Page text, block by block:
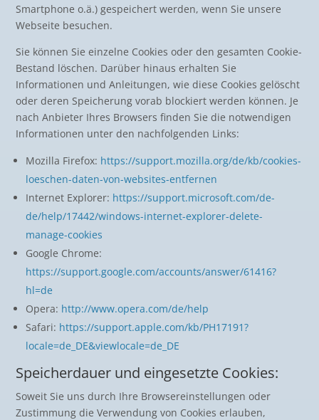
Smartphone o.ä.) gespeichert werden, wenn Sie unsere
Webseite besuchen.
Sie können Sie einzelne Cookies oder den gesamten Cookie-
Bestand löschen. Darüber hinaus erhalten Sie
Informationen und Anleitungen, wie diese Cookies gelöscht
oder deren Speicherung vorab blockiert werden können. Je
nach Anbieter Ihres Browsers finden Sie die notwendigen
Informationen unter den nachfolgenden Links:
Mozilla Firefox: https://support.mozilla.org/de/kb/cookies-
loeschen-daten-von-websites-entfernen
Internet Explorer: https://support.microsoft.com/de-
de/help/17442/windows-internet-explorer-delete-
manage-cookies
Google Chrome:
https://support.google.com/accounts/answer/61416?
hl=de
Opera: http://www.opera.com/de/help
Safari: https://support.apple.com/kb/PH17191?
locale=de_DE&viewlocale=de_DE
Speicherdauer und eingesetzte Cookies:
Soweit Sie uns durch Ihre Browsereinstellungen oder
Zustimmung die Verwendung von Cookies erlauben,